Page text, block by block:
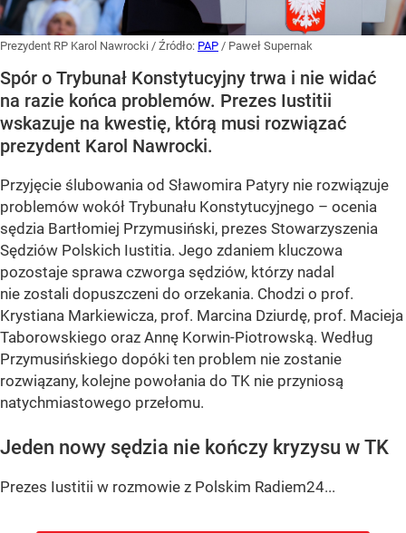
Prezydent RP Karol Nawrocki / Źródło: PAP / Paweł Supernak
Spór o Trybunał Konstytucyjny trwa i nie widać
na razie końca problemów. Prezes Iustitii
wskazuje na kwestię, którą musi rozwiązać
prezydent Karol Nawrocki.
Przyjęcie ślubowania od Sławomira Patyry nie rozwiązuje
problemów wokół Trybunału Konstytucyjnego – ocenia
sędzia Bartłomiej Przymusiński, prezes Stowarzyszenia
Sędziów Polskich Iustitia. Jego zdaniem kluczowa
pozostaje sprawa czworga sędziów, którzy nadal
nie zostali dopuszczeni do orzekania. Chodzi o prof.
Krystiana Markiewicza, prof. Marcina Dziurdę, prof. Macieja
Taborowskiego oraz Annę Korwin-Piotrowską. Według
Przymusińskiego dopóki ten problem nie zostanie
rozwiązany, kolejne powołania do TK nie przyniosą
natychmiastowego przełomu.
Jeden nowy sędzia nie kończy kryzysu w TK
Prezes Iustitii w rozmowie z Polskim Radiem24...